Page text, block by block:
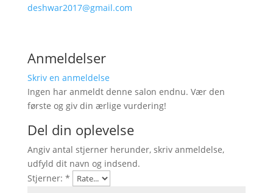
deshwar2017@gmail.com
Anmeldelser
Skriv en anmeldelse
Ingen har anmeldt denne salon endnu. Vær den
første og giv din ærlige vurdering!
Del din oplevelse
Angiv antal stjerner herunder, skriv anmeldelse,
udfyld dit navn og indsend.
Stjerner: *